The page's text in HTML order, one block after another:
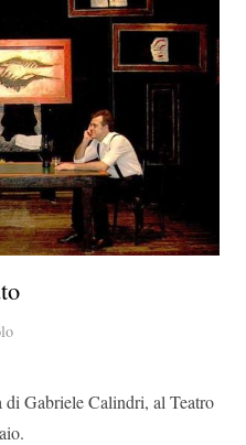
di Gabriele Calindri, al Teatro